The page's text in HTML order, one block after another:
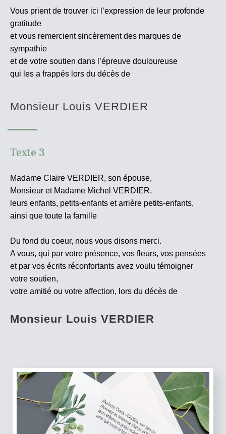
Vous prient de trouver ici l’expression de leur profonde
gratitude
et vous remercient sincèrement des marques de
sympathie
et de votre soutien dans l’épreuve douloureuse
qui les a frappés lors du décès de
Monsieur Louis VERDIER
Texte 3
Madame Claire VERDIER, son épouse,
Monsieur et Madame Michel VERDIER,
leurs enfants, petits-enfants et arrière petits-enfants,
ainsi que toute la famille
Du fond du coeur, nous vous disons merci.
A vous, qui par votre présence, vos fleurs, vos pensées
et par vos écrits réconfortants avez voulu témoigner
votre soutien,
votre amitié ou votre affection, lors du décès de
Monsieur Louis VERDIER